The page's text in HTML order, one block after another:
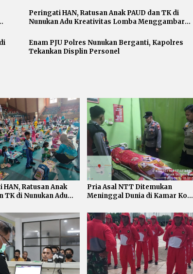
Peringati HAN, Ratusan Anak PAUD dan TK di
Nunukan Adu Kreativitas Lomba Menggambar
Enam PJU Polres Nunukan Berganti, Kapolres
Tekankan Displin Personel
Ratusan Anak
TK di Nunukan Adu
dan Mewarnai
Pria Asal NTT Ditemukan
Meninggal Dunia di Kamar Kos